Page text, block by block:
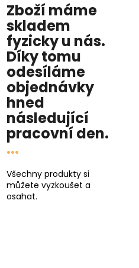
Zboží máme
skladem
fyzicky u nás.
Díky tomu
odesíláme
objednávky
hned
následující
pracovní den.
...
Všechny produkty si
můžete vyzkoušet a
osahat.